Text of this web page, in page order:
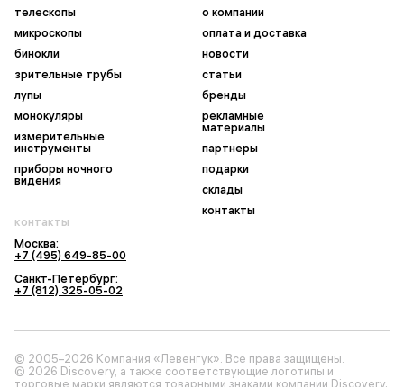
телескопы
микроскопы
бинокли
зрительные трубы
лупы
монокуляры
измерительные
инструменты
приборы ночного
видения
о компании
оплата и доставка
новости
статьи
бренды
рекламные
материалы
партнеры
подарки
склады
контакты
контакты
Москва:
+7 (495) 649-85-00
Санкт-Петербург:
+7 (812) 325-05-02
© 2005–2026 Компания «Левенгук». Все права защищены.
© 2026 Discovery, а также соответствующие логотипы и
торговые марки являются товарными знаками компании Discovery,